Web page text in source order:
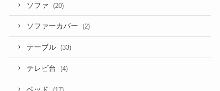
ソファ (20)
ソファーカバー (2)
テーブル (33)
テレビ台 (4)
ベッド